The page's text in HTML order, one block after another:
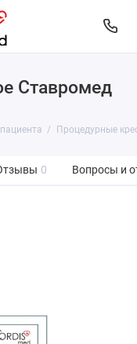
Ставромед
Процедурные
0 Вопросы и